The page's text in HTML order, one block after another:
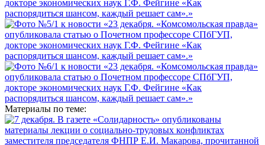
Материалы по теме: